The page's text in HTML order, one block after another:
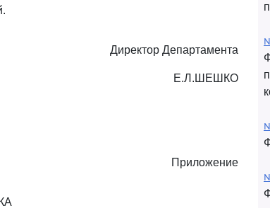
Директор Департамента
Е.Л.ШЕШКО
Приложение